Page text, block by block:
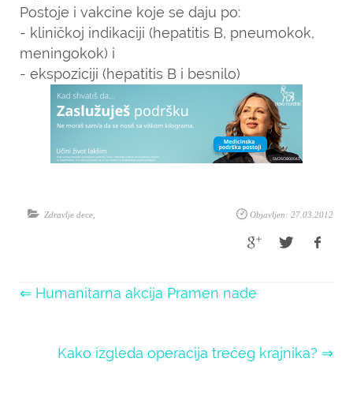
Postoje i vakcine koje se daju po:
- kliničkoj indikaciji (hepatitis B, pneumokok,
meningokok) i
- ekspoziciji (hepatitis B i besnilo)
Objavljen: 27.03.2012
Zdravlje dece
⇐ Humanitarna akcija Pramen nade
Kako izgleda operacija trećeg krajnika? ⇒